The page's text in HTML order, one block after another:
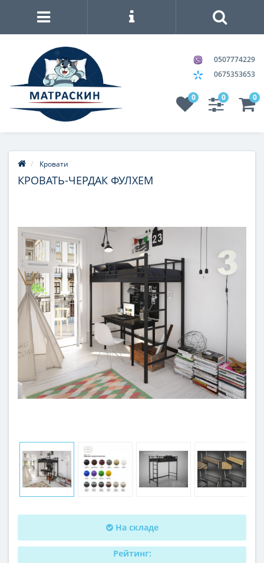
0507774229
0675353653
0 0 0
Кровати
КРОВАТЬ-ЧЕРДАК ФУЛХЕМ
На складе
Рейтинг: